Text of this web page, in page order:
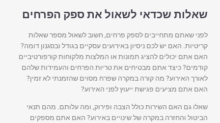
שאלות שכדאי לשאול את ספק הפרחים
לפני שאתם מתחייבים לספק פרחים, חשוב לשאול מספר שאלות
קריטיות. האם יש לכם ניסיון באירועים עסקיים בגודל ובסגנון דומה?
האם אתם יכולים להציג תמונות או המלצות מלקוחות קורפורטיביים
קודמים? כיצד אתם מבטיחים את טריות הפרחים והעמידות שלהם
לאורך האירוע? מה קורה במקרה שפרח מסוים שהזמנתי לא זמין?
האם אתם מציעים פגישת ייעוץ לפני האירוע?
שאלו גם האם השירות כולל הצבה ופירוק, ומה עלותם. מהם תנאי
הביטול והחזרה במקרה של שינויים באירוע? האם אתם מספקים